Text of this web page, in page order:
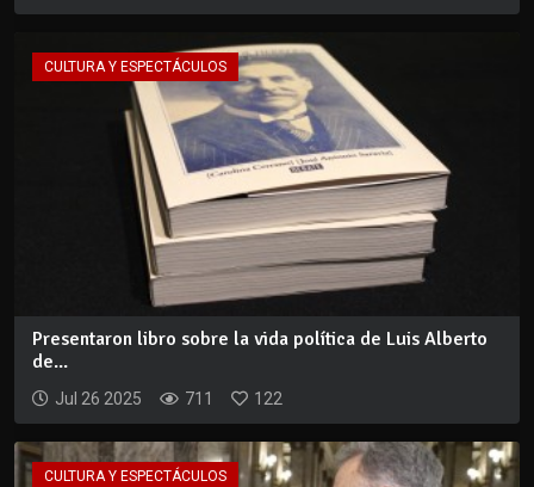
CULTURA Y ESPECTÁCULOS
Presentaron libro sobre la vida política de Luis Alberto
de...
Jul 26 2025 711 122
CULTURA Y ESPECTÁCULOS